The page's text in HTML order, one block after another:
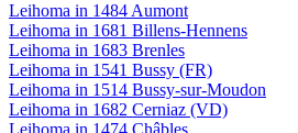
Leihoma in 1484 Aumont
Leihoma in 1681 Billens-Hennens
Leihoma in 1683 Brenles
Leihoma in 1541 Bussy (FR)
Leihoma in 1514 Bussy-sur-Moudon
Leihoma in 1682 Cerniaz (VD)